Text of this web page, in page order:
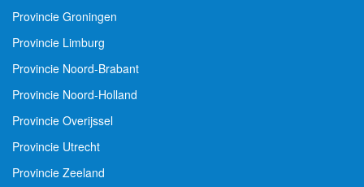
Provincie Groningen
Provincie Limburg
Provincie Noord-Brabant
Provincie Noord-Holland
Provincie Overijssel
Provincie Utrecht
Provincie Zeeland